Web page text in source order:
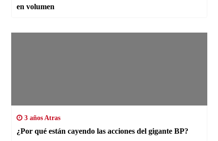
en volumen
3 años Atras
¿Por qué están cayendo las acciones del gigante BP?